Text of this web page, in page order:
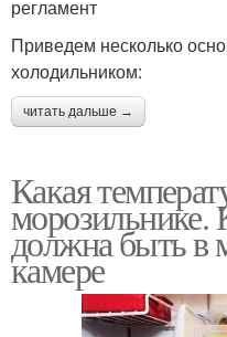
регламент
Приведем несколько
холодильником:
читать дальше →
Какая
морозильнике.
должна быть в
камере